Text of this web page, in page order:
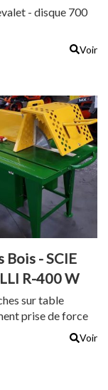
- disque 700
Voir
Bois - SCIE
R-400 W
sur table
prise de force
Voir